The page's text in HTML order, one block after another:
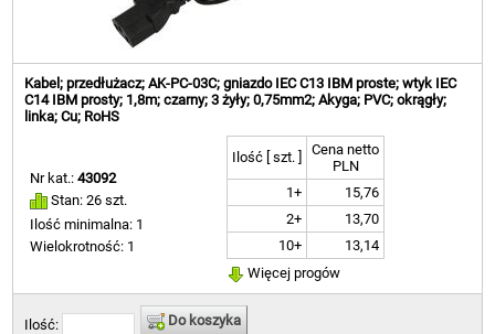
Kabel; przedłużacz; AK-PC-03C; gniazdo IEC C13 IBM proste; wtyk IEC
C14 IBM prosty; 1,8m; czarny; 3 żyły; 0,75mm2; Akyga; PVC; okrągły;
linka; Cu; RoHS
Nr kat.:43092
Stan: 26 szt.
Ilość minimalna: 1
Wielokrotność: 1
Ilość [ szt. ]
Cena netto
PLN
1+
15,76
2+
13,70
10+
13,14
Więcej progów
Ilość: Do koszyka